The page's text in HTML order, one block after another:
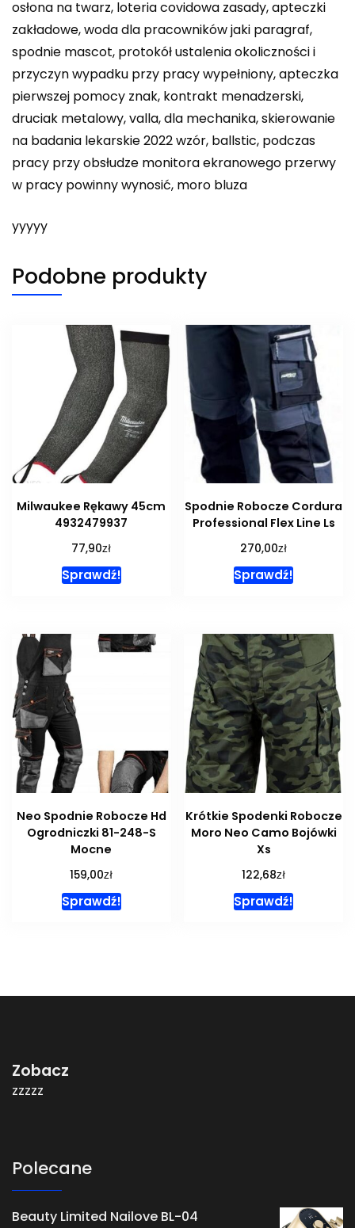
osłona na twarz, loteria covidowa zasady, apteczki
zakładowe, woda dla pracowników jaki paragraf,
spodnie mascot, protokół ustalenia okoliczności i
przyczyn wypadku przy pracy wypełniony, apteczka
pierwszej pomocy znak, kontrakt menadzerski,
druciak metalowy, valla, dla mechanika, skierowanie
na badania lekarskie 2022 wzór, ballstic, podczas
pracy przy obsłudze monitora ekranowego przerwy
w pracy powinny wynosić, moro bluza
yyyyy
Podobne produkty
Milwaukee Rękawy 45cm
4932479937
77,90zł
Sprawdź!
Spodnie Robocze Cordura
Professional Flex Line Ls
270,00zł
Sprawdź!
Neo Spodnie Robocze Hd
Ogrodniczki 81-248-S
Mocne
159,00zł
Sprawdź!
Krótkie Spodenki Robocze
Moro Neo Camo Bojówki
Xs
122,68zł
Sprawdź!
Zobacz
zzzzz
Polecane
Beauty Limited Nailove BL-04